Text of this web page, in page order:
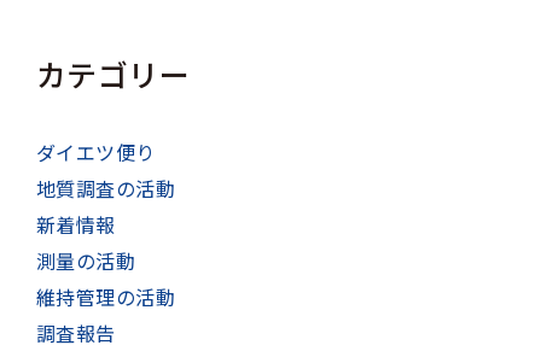
カテゴリー
ダイエツ便り
地質調査の活動
新着情報
測量の活動
維持管理の活動
調査報告